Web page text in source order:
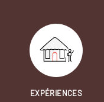
EXPÉRIENCES